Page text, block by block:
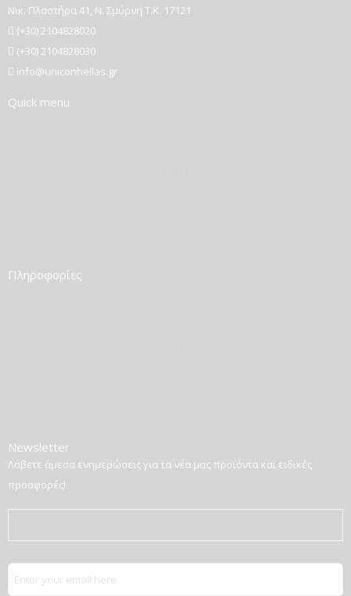
Νικ. Πλαστήρα 41, Ν. Σμύρνη T.K. 17121
(+30) 2104828020
(+30) 2104828030
info@uniconhellas.gr
Quick menu
Πληροφορίες
Newsletter
Λάβετε άμεσα ενημερώσεις για τα νέα μας προϊόντα και ειδικές
προσφορές!